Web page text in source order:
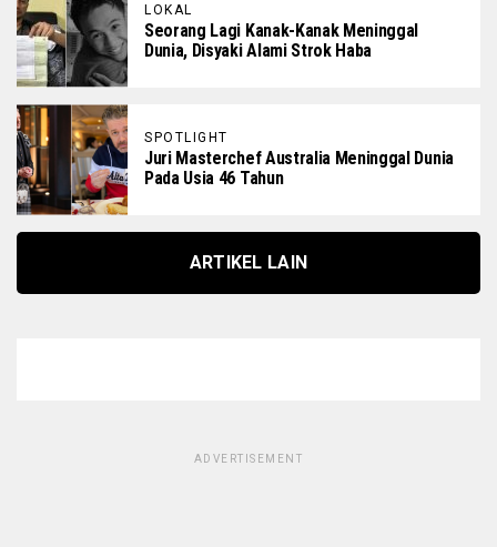
LOKAL
Seorang Lagi Kanak-Kanak Meninggal
Dunia, Disyaki Alami Strok Haba
SPOTLIGHT
Juri Masterchef Australia Meninggal Dunia
Pada Usia 46 Tahun
ARTIKEL LAIN
ADVERTISEMENT